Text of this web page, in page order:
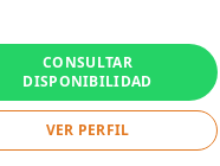
CONSULTAR
DISPONIBILIDAD
VER PERFIL